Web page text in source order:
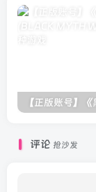
评论 抢沙发